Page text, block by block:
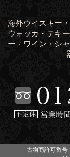
海外ウイスキー
ウォッカ・テキ
ー / ワイン・シ
古物商許可番号